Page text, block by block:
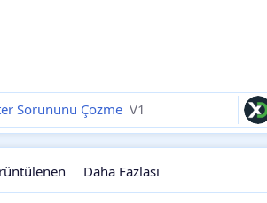
Sorununu Çözme V1
Daha Fazlası